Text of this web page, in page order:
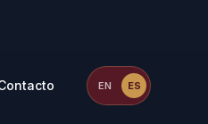
ES
EN